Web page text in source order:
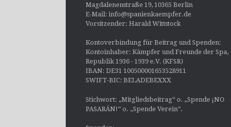
Magdalenenstraße 19, 10365 Berlin
E-Mail: info@spanienkaempfer.de
Vorsitzender: Harald Wittstock
Kontoverbindung für Beitrag und Spenden:
Kontoinhaber: Kämpfer und Freunde der Spa,
Republik 1936 - 1939 e.V. (KFSR)
IBAN: DE31 100500001653528911
SWIFT-BIC: BELADEBEXXX
Stichwort: „Mitgliedsbeitrag“ o. „Spende ¡NO
PASARÁN!“ o. „Spende Verein“.